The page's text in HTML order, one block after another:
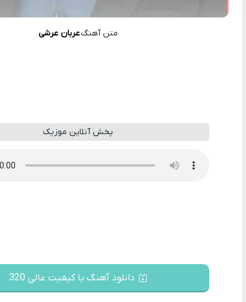
متن آهنگعربان عرشی
پخش آنلاین موزیک
دانلود آهنگ با کیفیت عالی 320